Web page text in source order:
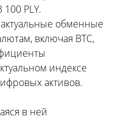
PLY.
обменные
включая BTC,
индексе
активов.
в ней